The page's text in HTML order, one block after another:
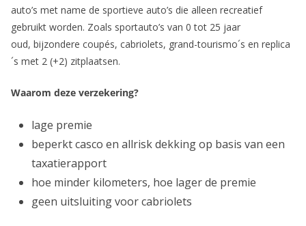
auto’s met name de sportieve auto’s die alleen recreatief
gebruikt worden. Zoals sportauto’s van 0 tot 25 jaar
oud, bijzondere coupés, cabriolets, grand-tourismo´s en replica
´s met 2 (+2) zitplaatsen.
Waarom deze verzekering?
lage premie
beperkt casco en allrisk dekking op basis van een
taxatierapport
hoe minder kilometers, hoe lager de premie
geen uitsluiting voor cabriolets